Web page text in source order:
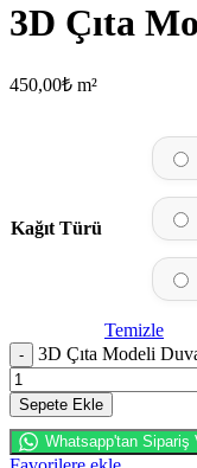
3D Çıta
450,00₺ m²
Kağıt Türü
Temizle
3D Çıta Modeli
Sepete Ekle
Whatsapp'tan Sipariş